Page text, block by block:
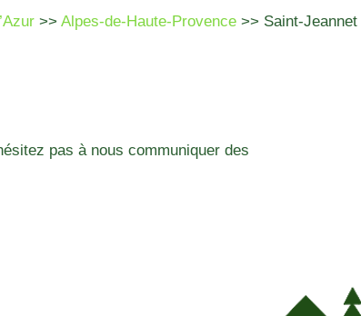
>>Alpes-de-Haute-Provence >> Saint-Jeannet
pas à nous communiquer des